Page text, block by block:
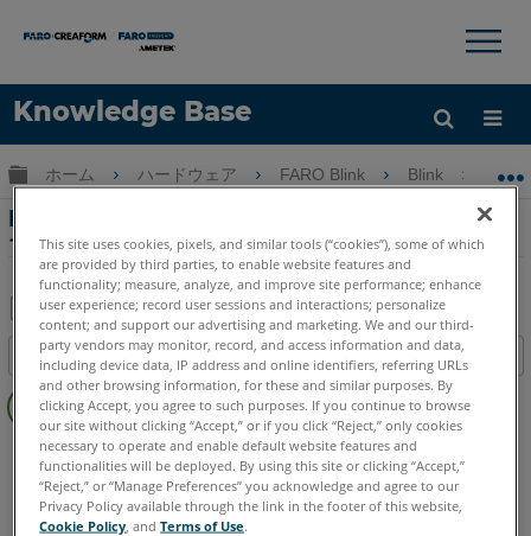
Knowledge Base
言語
ヘルプ サインイン
×
グローバル階層を展開/折りたたむ
ホーム ハードウェア FARO Blink Blink
FARO Blinkのバッテリー充電のベストプラク
ティスと使用ガイドライン
PDF
と
し
て
目次
ヘ
ッ
ー
し
レーザースキャナ Blink
This site uses cookies, pixels, and similar tools (“cookies”), some of which
are provided by third parties, to enable website features and
functionality; measure, analyze, and improve site performance; enhance
user experience; record user sessions and interactions; personalize
content; and support our advertising and marketing. We and our third-
party vendors may monitor, record, and access information and data,
including device data, IP address and online identifiers, referring URLs
and other browsing information, for these and similar purposes. By
clicking Accept, you agree to such purposes. If you continue to browse
our site without clicking “Accept,” or if you click “Reject,” only cookies
necessary to operate and enable default website features and
functionalities will be deployed. By using this site or clicking “Accept,”
“Reject,” or “Manage Preferences” you acknowledge and agree to our
Privacy Policy available through the link in the footer of this website,
Cookie Policy , andTerms of Use.